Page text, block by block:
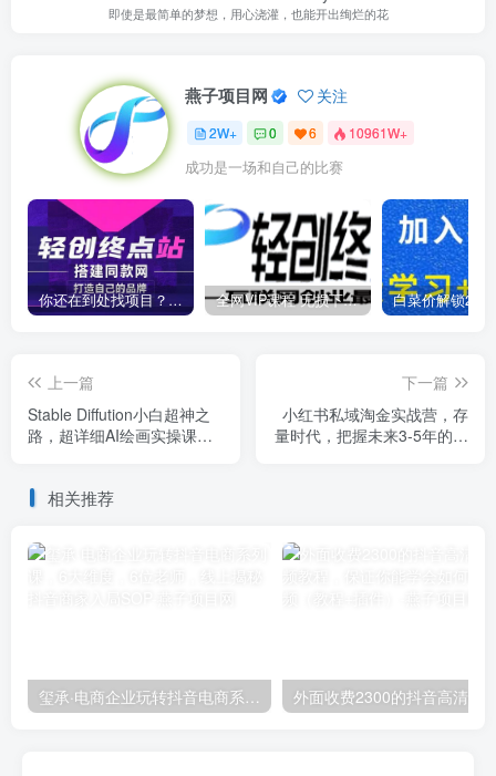
即使是最简单的梦想，用心浇灌，也能开出绚烂的花
燕子项目网 关注
2W+ 0 6 10961W+
成功是一场和自己的比赛
你还在到处找项目？还在当韭菜？我靠卖项目一个月收入5万+，曾经我也是个失败者。 全网VIP课程 无损下载~
上一篇
Stable Diffution小白超神之
路，超详细AI绘画实操课，
下一篇
小红书私域淘金实战营，存
量时代，把握未来3-5年的红
相关推荐
玺承·电商企业玩转抖音电商系列课，6大维度，6位老师，线上揭秘抖音商家入局SOP